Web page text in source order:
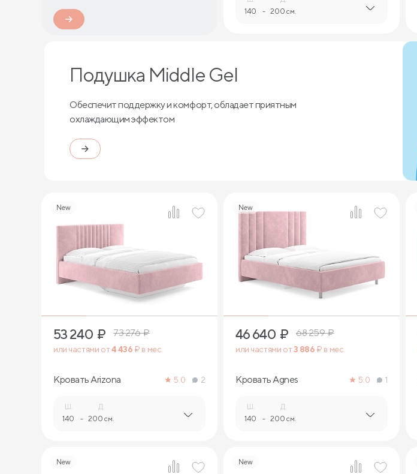
140 - 200 см.
Подушка Middle Gel
Обеспечит поддержку и комфорт, обладает приятным
охлаждающим эффектом
New
4
53 240 ₽ 73 276₽
или частями от4 436 ₽ в мес.
Кровать Arizona 5.0 2
Ш.
140 -
Д.
200 см.
New
4
46 640 ₽ 68 259₽
или частями от3 886 ₽ в мес.
Кровать Agnes 5.0 1
Ш.
140 -
Д.
200 см.
New New